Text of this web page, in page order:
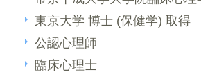
東京大学 博士 (保健学) 取得
公認心理師
臨床心理士